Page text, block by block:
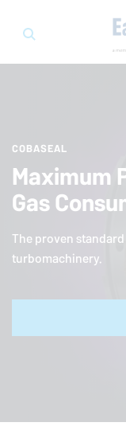
COBASEAL
Maximum
Gas
The proven
turbomachinery.